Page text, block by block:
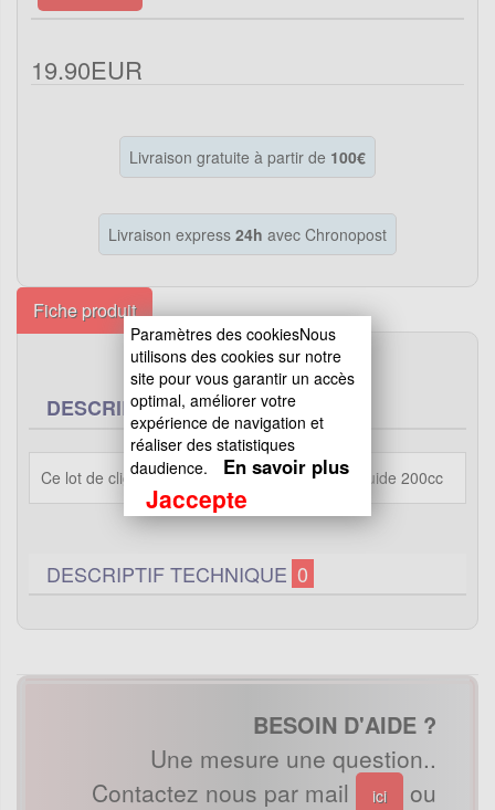
19.90EUR
Livraison gratuite à partir de 100€
Livraison express 24h avec Chronopost
Fiche produit
DESCRIPTION
Ce lot de clignotant droit/gauche pour Quad liquide 200cc
DESCRIPTIF TECHNIQUE 0
BESOIN D'AIDE ?
Une mesure une question..
Contactez nous par mail
ici
ou
Paramètres des cookiesNous
utilisons des cookies sur notre
site pour vous garantir un accès
optimal, améliorer votre
expérience de navigation et
réaliser des statistiques
daudience.
En savoir plus
Jaccepte